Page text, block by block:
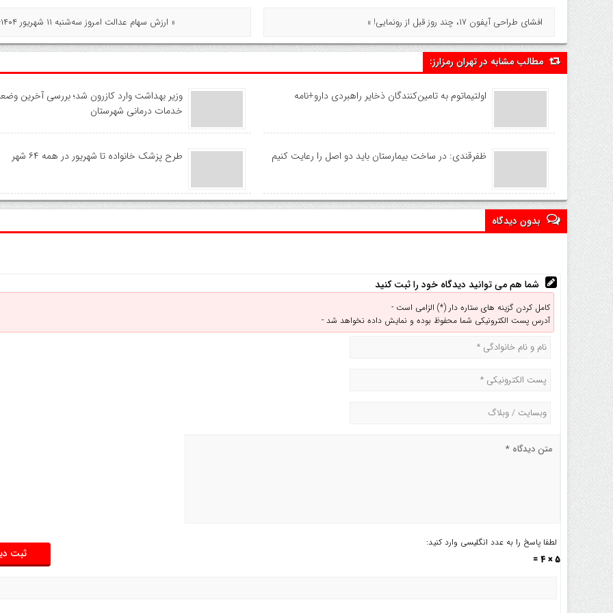
افشای طراحی آیفون ۱۷، چند روز قبل از رونمایی! » « ارزش سهام عدالت امروز سه‌شنبه ۱۱ شهریور ۱۴۰۴+ جدول
مطالب مشابه در تهران رمزارز:
اولتیماتوم به تامین‌کنندگان ذخایر راهبردی دارو+نامه
وزیر بهداشت وارد کازرون شد؛ بررسی آخرین
خدمات درمانی شهرستان
ظفرقندی: در ساخت بیمارستان باید دو اصل را رعایت کنیم طرح پزشک خانواده تا شهریور در همه ۶۴ شهر
بدون دیدگاه
شما هم می توانید دیدگاه خود را ثبت کنید
کامل کردن گزینه های ستاره دار (*) الزامی است -
آدرس پست الکترونیکی شما محفوظ بوده و نمایش داده نخواهد شد -
لطفا پاسخ را به عدد انگلیسی وارد کنید:
5 × 4 =